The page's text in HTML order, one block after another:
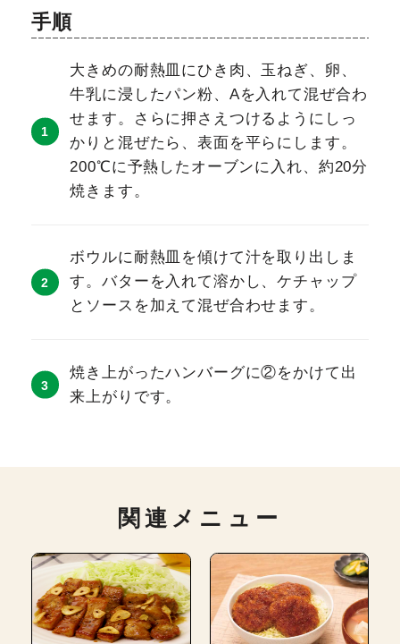
手順
大きめの耐熱皿にひき肉、玉ねぎ、卵、
牛乳に浸したパン粉、Aを入れて混ぜ合わ
せます。さらに押さえつけるようにしっ
かりと混ぜたら、表面を平らにします。
200℃に予熱したオーブンに入れ、約20分
焼きます。
ボウルに耐熱皿を傾けて汁を取り出しま
す。バターを入れて溶かし、ケチャップ
とソースを加えて混ぜ合わせます。
焼き上がったハンバーグに②をかけて出
来上がりです。
関連メニュー